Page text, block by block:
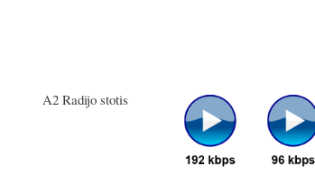
A2 Radijo stotis